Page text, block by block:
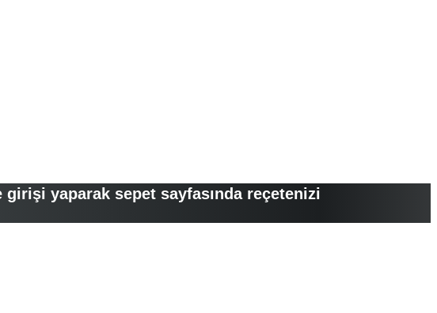
yaparak sepet sayfasında reçetenizi